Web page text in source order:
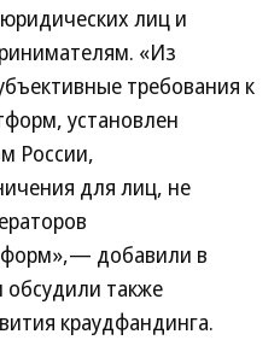
лиц и
«Из
требования к
установлен
России,
для лиц, не
добавили в
обсудили также
краудфандинга.